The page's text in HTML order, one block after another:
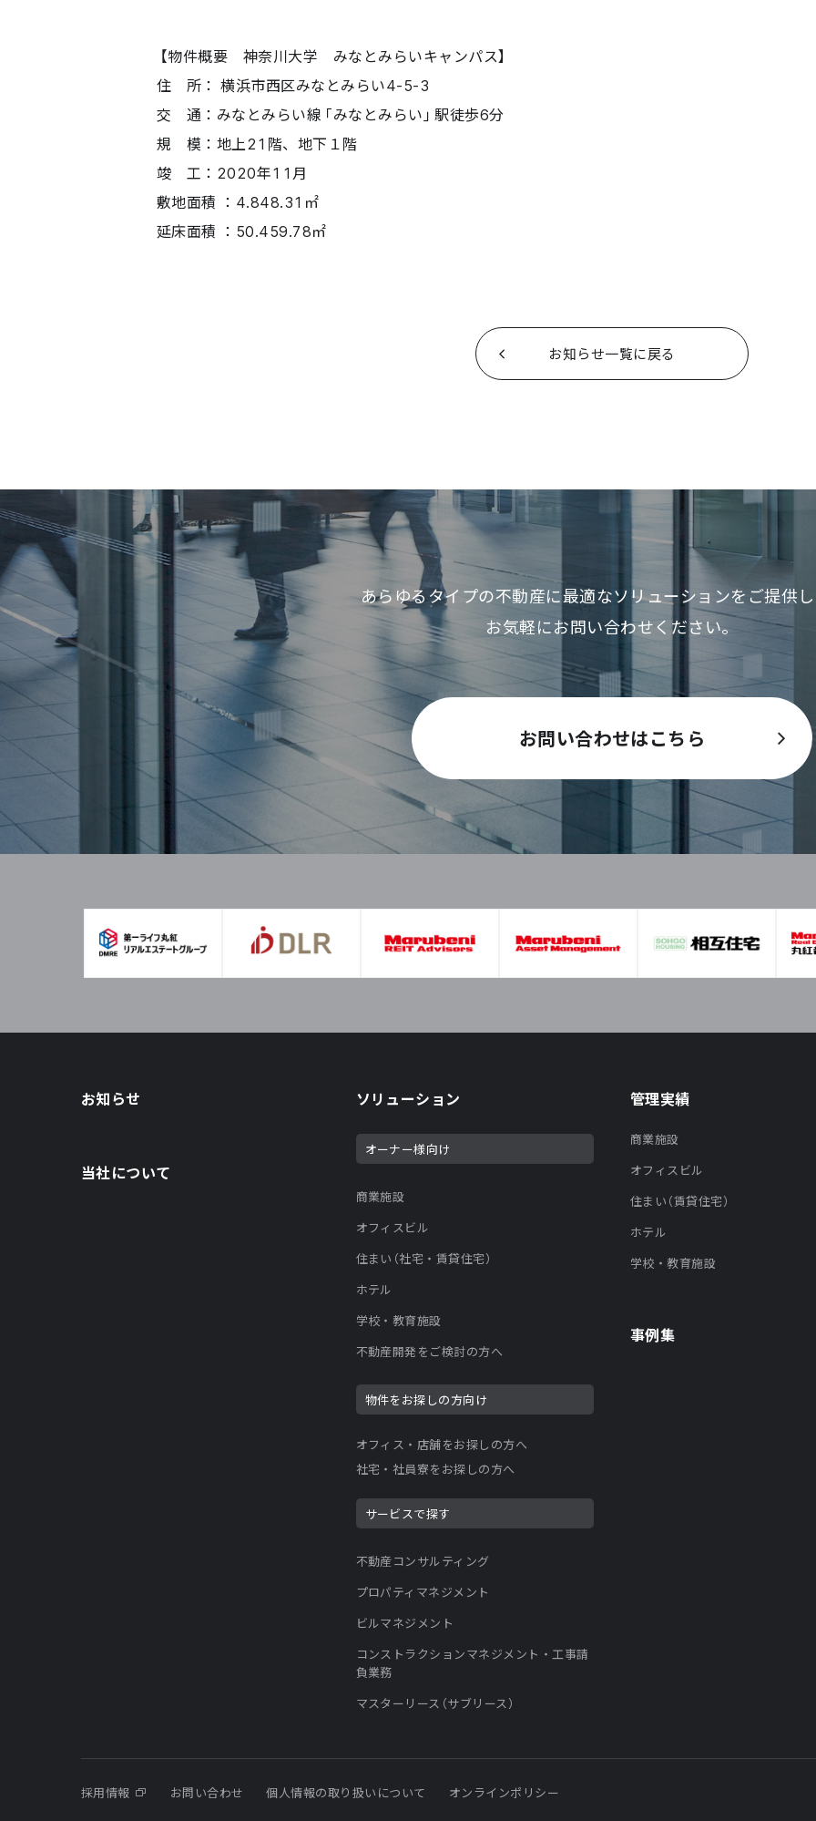
【物件概要 神奈川大学 みなとみらいキャンパス】
住 所： 横浜市西区みなとみらい4-5-3
交 通：みなとみらい線「みなとみらい」駅徒歩6分
規 模：地上21階、地下１階
竣 工：2020年11月
敷地面積 ：4.848.31㎡
延床面積 ：50.459.78㎡
お知らせ一覧に戻る
あらゆるタイプの不動産に最適なソリューションをご提供
お気軽にお問い合わせください。
お問い合わせはこちら
お知らせ
当社について
ソリューション
オーナー様向け
商業施設
オフィスビル
住まい（社宅・賃貸住宅）
ホテル
学校・教育施設
不動産開発をご検討の方へ
物件をお探しの方向け
オフィス・店舗をお探しの方へ
社宅・社員寮をお探しの方へ
サービスで探す
不動産コンサルティング
プロパティマネジメント
ビルマネジメント
コンストラクションマネジメント・工事請
負業務
マスターリース（サブリース）
管理実績
商業施設
オフィスビル
住まい（賃貸住宅）
ホテル
学校・教育施設
事例集
採用情報 お問い合わせ 個人情報の取り扱いについて オンラインポリシー